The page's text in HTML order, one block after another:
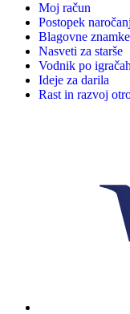
Moj račun
Postopek
Blagovne znamke
Nasveti za starše
Vodnik po igračah
Ideje za darila
Rast in razvoj